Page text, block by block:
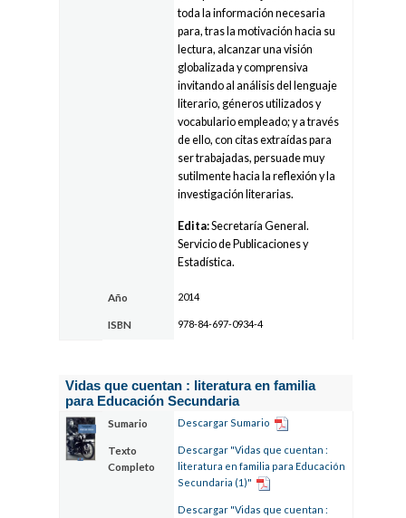
toda la información necesaria
para, tras la motivación hacia su
lectura, alcanzar una visión
globalizada y comprensiva
invitando al análisis del lenguaje
literario, géneros utilizados y
vocabulario empleado; y a través
de ello, con citas extraídas para
ser trabajadas, persuade muy
sutilmente hacia la reflexión y la
investigación literarias.
Edita:Secretaría General.
Servicio de Publicaciones y
Estadística.
Año 2014
ISBN 978-84-697-0934-4
Vidas que cuentan : literatura en familia
para Educación Secundaria
Sumario Descargar Sumario
Texto
Completo
Descargar "Vidas que cuentan :
literatura en familia para Educación
Secundaria (1)"
Descargar "Vidas que cuentan :